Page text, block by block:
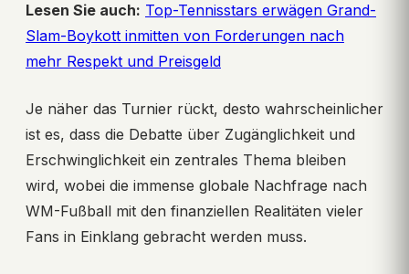
Lesen Sie auch: Top-Tennisstars erwägen Grand-
Slam-Boykott inmitten von Forderungen nach
mehr Respekt und Preisgeld
Je näher das Turnier rückt, desto wahrscheinlicher
ist es, dass die Debatte über Zugänglichkeit und
Erschwinglichkeit ein zentrales Thema bleiben
wird, wobei die immense globale Nachfrage nach
WM-Fußball mit den finanziellen Realitäten vieler
Fans in Einklang gebracht werden muss.